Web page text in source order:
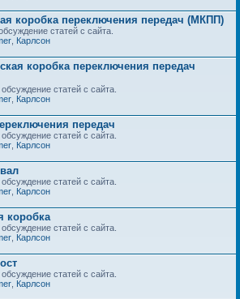
коробка переключения передач (МКПП)
статей с сайта.
Карлсон
коробка переключения передач
статей с сайта.
Карлсон
передач
статей с сайта.
Карлсон
статей с сайта.
Карлсон
коробка
статей с сайта.
Карлсон
статей с сайта.
Карлсон